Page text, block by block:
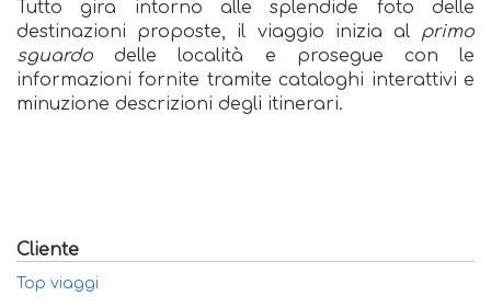
Tutto gira intorno alle splendide foto delle
destinazioni proposte, il viaggio inizia al primo
sguardo delle località e prosegue con le
informazioni fornite tramite cataloghi interattivi e
minuzione descrizioni degli itinerari.
Cliente
Top viaggi